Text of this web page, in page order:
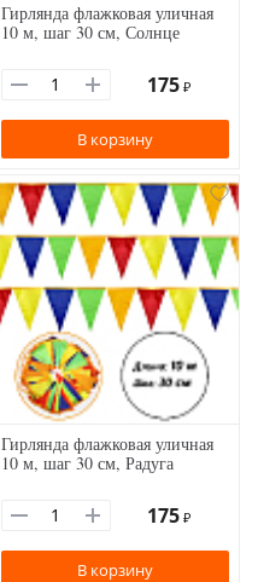
Гирлянда флажковая уличная
10 м, шаг 30 см, Солнце
175 ₽
В корзину
Гирлянда флажковая уличная
10 м, шаг 30 см, Радуга
175 ₽
В корзину